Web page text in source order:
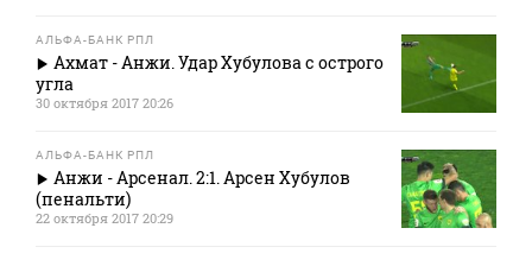
АЛЬФА-БАНК РПЛ
Ахмат - Анжи. Удар Хубулова с острого
угла
30 октября 2017 20:26
АЛЬФА-БАНК РПЛ
Анжи - Арсенал. 2:1. Арсен Хубулов
(пенальти)
22 октября 2017 20:29